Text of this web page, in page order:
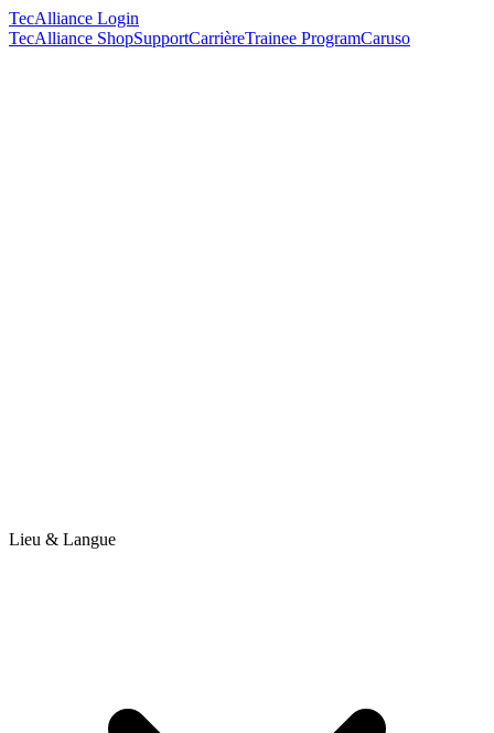
TecAlliance Login
TecAlliance ShopSupportCarrièreTrainee ProgramCaruso
Lieu & Langue